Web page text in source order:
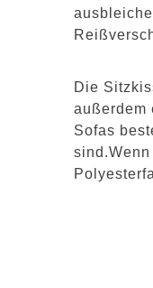
Die
außerdem
Sofas